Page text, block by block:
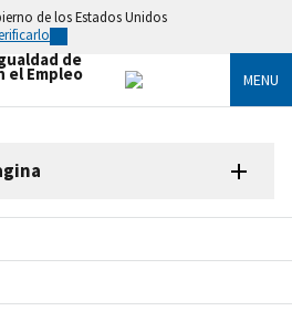
de los Estados Unidos
de
el Empleo MENU